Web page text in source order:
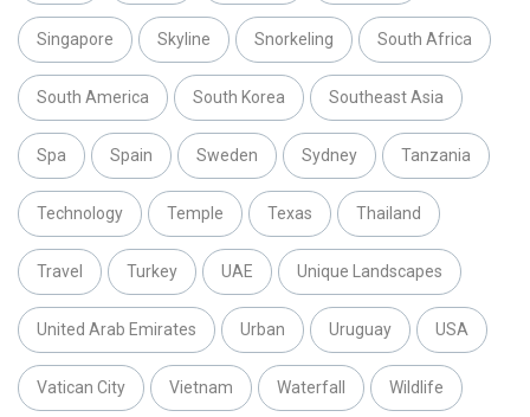
Singapore Skyline Snorkeling South Africa
South America South Korea Southeast Asia
Spa Spain Sweden Sydney Tanzania
Technology Temple Texas Thailand
Travel Turkey UAE Unique Landscapes
United Arab Emirates Urban Uruguay USA
Vatican City Vietnam Waterfall Wildlife